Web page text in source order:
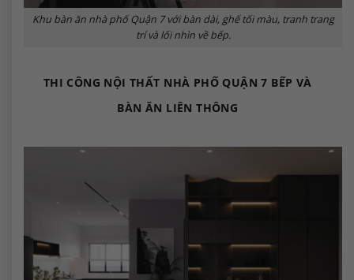
Khu bàn ăn nhà phố Quận 7 với bàn dài, ghế tối màu, tranh trang
trí và lối nhìn về bếp.
THI CÔNG NỘI THẤT NHÀ PHỐ QUẬN 7 BẾP VÀ
BÀN ĂN LIÊN THÔNG